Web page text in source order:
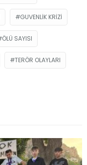
GUVENLIK KRIZI
ÖLÜ SAYISI
TERÖR OLAYLARI